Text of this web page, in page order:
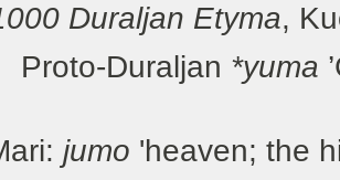
Duraljan Etyma,
Duraljan *yuma
jumo 'heaven; the